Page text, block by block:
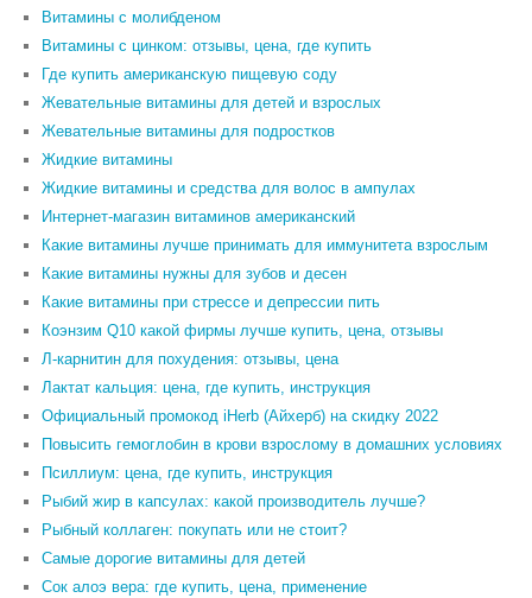
Витамины с молибденом
Витамины с цинком: отзывы, цена, где купить
Где купить американскую пищевую соду
Жевательные витамины для детей и взрослых
Жевательные витамины для подростков
Жидкие витамины
Жидкие витамины и средства для волос в ампулах
Интернет-магазин витаминов американский
Какие витамины лучше принимать для иммунитета взрослым
Какие витамины нужны для зубов и десен
Какие витамины при стрессе и депрессии пить
Коэнзим Q10 какой фирмы лучше купить, цена, отзывы
Л-карнитин для похудения: отзывы, цена
Лактат кальция: цена, где купить, инструкция
Официальный промокод iHerb (Айхерб) на скидку 2022
Повысить гемоглобин в крови взрослому в домашних условиях
Псиллиум: цена, где купить, инструкция
Рыбий жир в капсулах: какой производитель лучше?
Рыбный коллаген: покупать или не стоит?
Самые дорогие витамины для детей
Сок алоэ вера: где купить, цена, применение